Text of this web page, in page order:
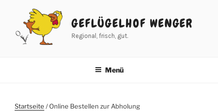
springen
GEFLÜGELHOF WENGER
Regional, frisch, gut.
Menü
Startseite / Online Bestellen zur Abholung